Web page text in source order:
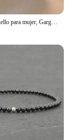
Cadena de cuello para mujer, Gargantilla colgante cuadrada minimalista exquisita, Collar geométrico, cadena de cuello, joyería femenina, regalos de fiesta